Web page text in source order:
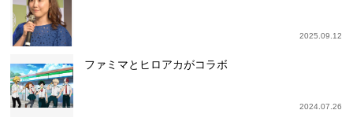
2025.09.12
ファミマとヒロアカがコラボ
2024.07.26